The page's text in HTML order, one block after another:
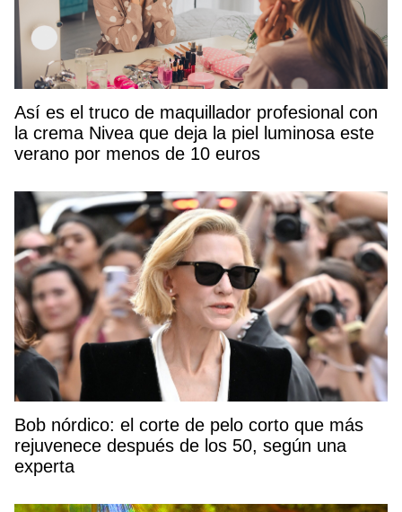
Así es el truco de maquillador profesional con
la crema Nivea que deja la piel luminosa este
verano por menos de 10 euros
Bob nórdico: el corte de pelo corto que más
rejuvenece después de los 50, según una
experta